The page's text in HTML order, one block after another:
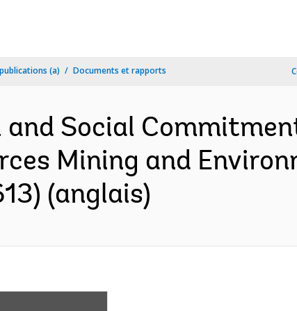
(a) Documents et rapports
Social
Mining and
(anglais)